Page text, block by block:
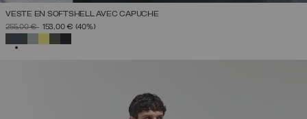
VESTE EN SOFTSHELL AVEC CAPUCHE
PRIX RÉDUIT DE
255,00 €À153,00 € (40%)